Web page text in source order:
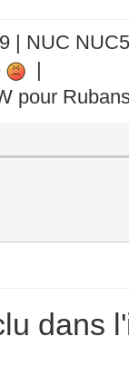
| NUC
|
pour
dans